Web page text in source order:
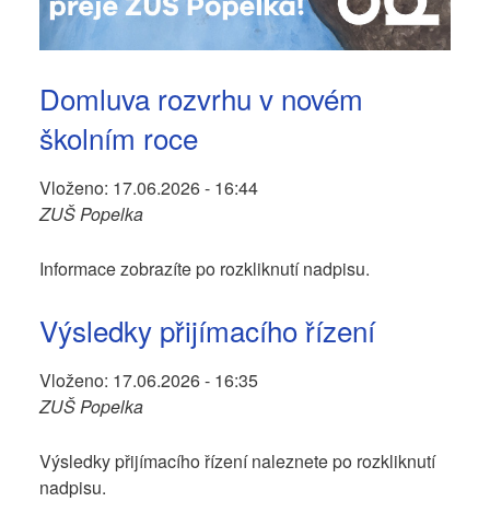
Domluva rozvrhu v novém
školním roce
Vloženo: 17.06.2026 - 16:44
ZUŠ Popelka
Informace zobrazíte po rozkliknutí nadpisu.
Výsledky přijímacího řízení
Vloženo: 17.06.2026 - 16:35
ZUŠ Popelka
Výsledky přijímacího řízení naleznete po rozkliknutí
nadpisu.